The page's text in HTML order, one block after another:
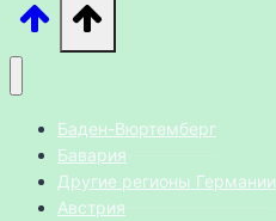
Баден-Вюртемберг
Бавария
Другие регионы Германии
Австрия